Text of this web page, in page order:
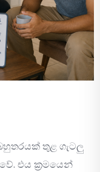
තුළ ගැටලු
එය ක්‍රමයෙන්